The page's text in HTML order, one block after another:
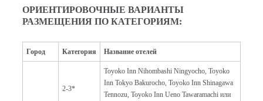
ОРИЕНТИРОВОЧНЫЕ ВАРИАНТЫ
РАЗМЕЩЕНИЯ ПО КАТЕГОРИЯМ:
Город Категория Название отелей
2-3*
Toyoko Inn Nihombashi Ningyocho, Toyoko
Inn Tokyo Bakurocho, Toyoko Inn Shinagawa
Tennozu, Toyoko Inn Ueno Tawaramachi или